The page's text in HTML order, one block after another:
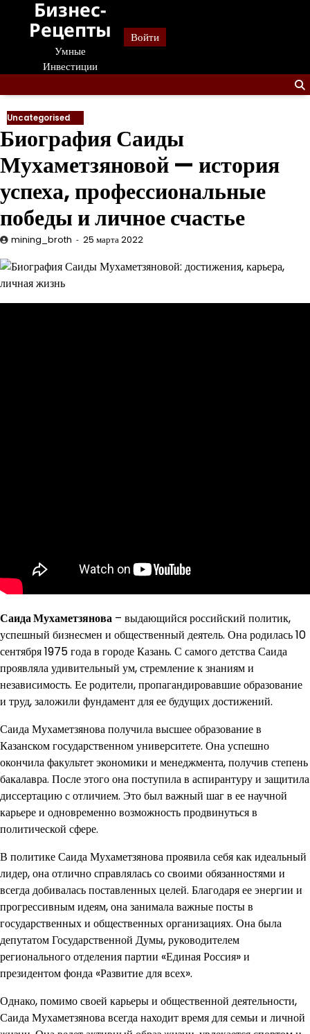
Перейти
содержанию
Бизнес-
Рецепты
Умные
Инвестиции
Войти
Uncategorised
Биография Саиды
Мухаметзяновой — история
успеха, профессиональные
победы и личное счастье
mining_broth 25 марта 2022
Саида Мухаметзянова – выдающийся российский политик,
успешный бизнесмен и общественный деятель. Она родилась 10
сентября 1975 года в городе Казань. С самого детства Саида
проявляла удивительный ум, стремление к знаниям и
независимость. Ее родители, пропагандировавшие образование
и труд, заложили фундамент для ее будущих достижений.
Саида Мухаметзянова получила высшее образование в
Казанском государственном университете. Она успешно
окончила факультет экономики и менеджмента, получив степень
бакалавра. После этого она поступила в аспирантуру и защитила
диссертацию с отличием. Это был важный шаг в ее научной
карьере и одновременно возможность продвинуться в
политической сфере.
В политике Саида Мухаметзянова проявила себя как идеальный
лидер, она отлично справлялась со своими обязанностями и
всегда добивалась поставленных целей. Благодаря ее энергии и
прогрессивным идеям, она занимала важные посты в
государственных и общественных организациях. Она была
депутатом Государственной Думы, руководителем
регионального отделения партии «Единая Россия» и
президентом фонда «Развитие для всех».
Однако, помимо своей карьеры и общественной деятельности,
Саида Мухаметзянова всегда находит время для семьи и личной